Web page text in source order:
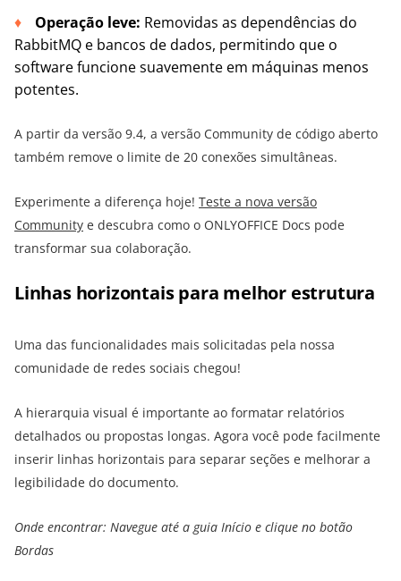
Operação leve: Removidas as dependências do
RabbitMQ e bancos de dados, permitindo que o
software funcione suavemente em máquinas menos
potentes.
A partir da versão 9.4, a versão Community de código aberto
também remove o limite de 20 conexões simultâneas.
Experimente a diferença hoje! Teste a nova versão
Community e descubra como o ONLYOFFICE Docs pode
transformar sua colaboração.
Linhas horizontais para melhor estrutura
Uma das funcionalidades mais solicitadas pela nossa
comunidade de redes sociais chegou!
A hierarquia visual é importante ao formatar relatórios
detalhados ou propostas longas. Agora você pode facilmente
inserir linhas horizontais para separar seções e melhorar a
legibilidade do documento.
Onde encontrar: Navegue até a guia Início e clique no botão
Bordas